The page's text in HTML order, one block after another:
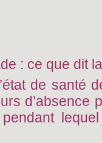
: ce que dit
de santé
d’absence